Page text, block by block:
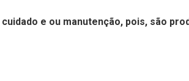
e ou manutenção, pois, são